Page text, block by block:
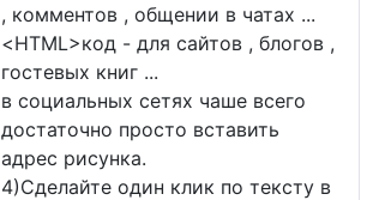
, комментов , общении в чатах ...
<HTML>код - для сайтов , блогов ,
гостевых книг ...
в социальных сетях чаше всего
достаточно просто вставить
адрес рисунка.
4)Сделайте один клик по тексту в